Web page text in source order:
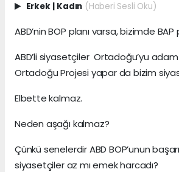
Erkek Kadın (Haberi Sesli Oku)
ABD’nin BOP planı varsa, bizimde BAP
ABD’li siyasetçiler Ortadoğu’yu
Ortadoğu Projesi yapar da bizim
Elbette kalmaz.
Neden aşağı kalmaz?
Çünkü senelerdir ABD BOP’unun
siyasetçiler az mı emek harcadı?